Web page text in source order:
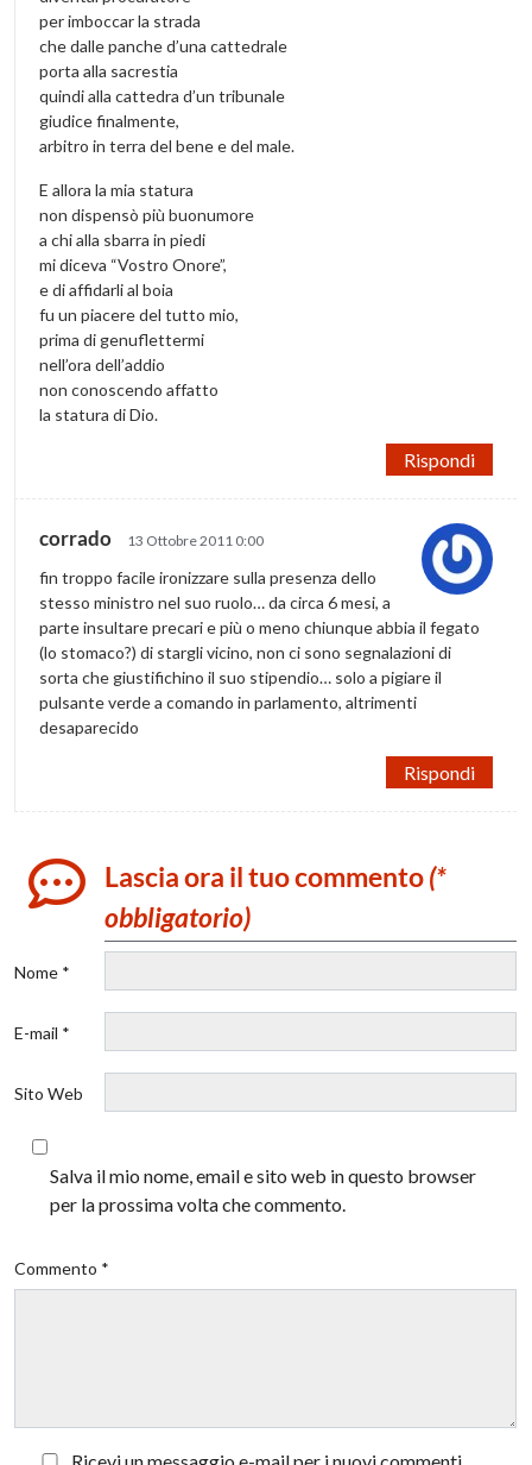
per imboccar la strada
che dalle panche d’una cattedrale
porta alla sacrestia
quindi alla cattedra d’un tribunale
giudice finalmente,
arbitro in terra del bene e del male.
E allora la mia statura
non dispensò più buonumore
a chi alla sbarra in piedi
mi diceva “Vostro Onore”,
e di affidarli al boia
fu un piacere del tutto mio,
prima di genuflettermi
nell’ora dell’addio
non conoscendo affatto
la statura di Dio.
Rispondi
corrado 13 Ottobre 2011 0:00
fin troppo facile ironizzare sulla presenza dello
stesso ministro nel suo ruolo… da circa 6 mesi, a
parte insultare precari e più o meno chiunque abbia il fegato
(lo stomaco?) di stargli vicino, non ci sono segnalazioni di
sorta che giustifichino il suo stipendio… solo a pigiare il
pulsante verde a comando in parlamento, altrimenti
desaparecido
Rispondi
Lascia ora il tuo commento(*
obbligatorio)
Nome *
E-mail *
Sito Web
Salva il mio nome, email e sito web in questo browser
per la prossima volta che commento.
Commento *